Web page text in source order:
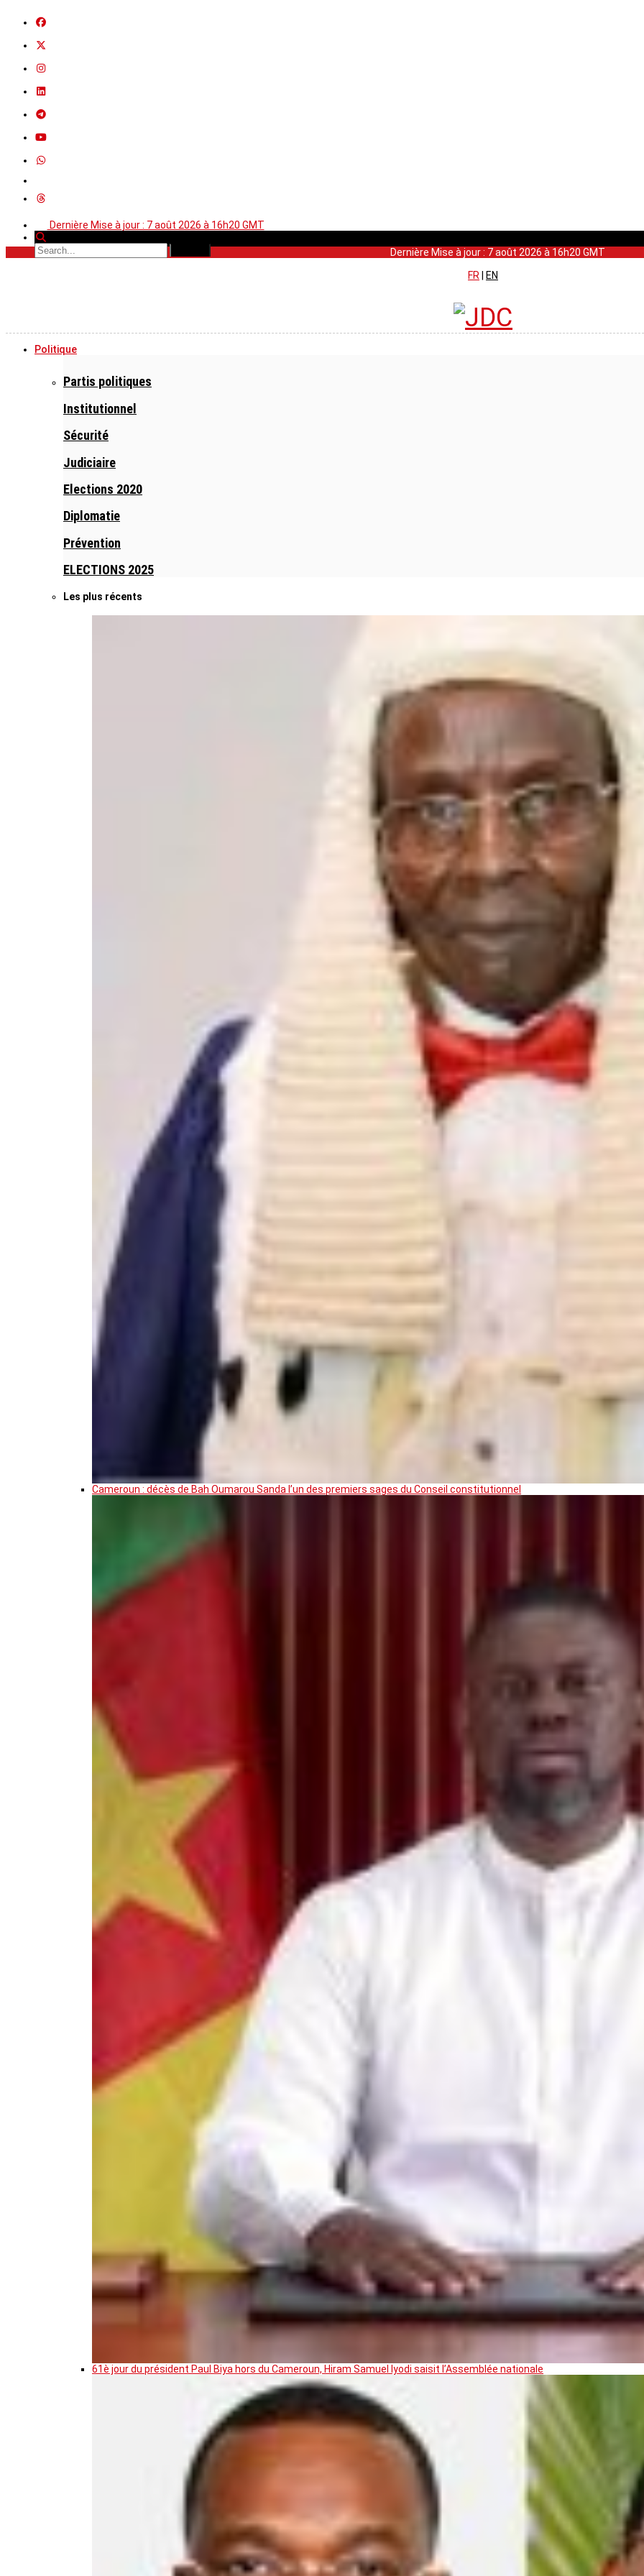
Dernière Mise à jour : 7 août 2026 à 16h20 GMT
Dernière Mise à jour : 7 août 2026 à 16h20 GMT
FR
EN
Politique
Partis politiques
Institutionnel
Sécurité
Judiciaire
Elections 2020
Diplomatie
Prévention
ELECTIONS 2025
Les plus récents
Cameroun : décès de Bah Oumarou Sanda l’un des premiers sages du Conseil constitutionnel
61è jour du président Paul Biya hors du Cameroun, Hiram Samuel Iyodi saisit l’Assemblée nationale